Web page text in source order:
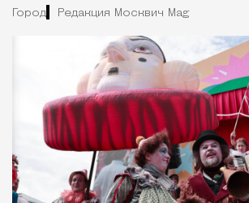
Город Редакция Москвич Mag